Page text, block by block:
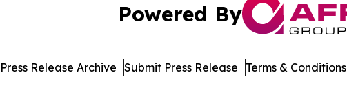
Powered By
Press Release Archive Submit Press Release Terms & Conditions